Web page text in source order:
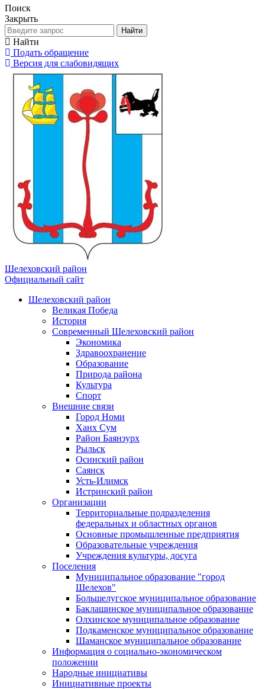
Поиск
Закрыть
Найти
Найти
Подать обращение
Версия для слабовидящих
Шелеховский район
Официальный сайт
Шелеховский район
Великая Победа
История
Современный Шелеховский район
Экономика
Здравоохранение
Образование
Природа района
Культура
Спорт
Внешние связи
Город Номи
Ханх Сум
Район Баянзурх
Рыльск
Осинский район
Саянск
Усть-Илимск
Истринский район
Организации
Территориальные подразделения
федеральных и областных органов
Основные промышленные предприятия
Образовательные учреждения
Учреждения культуры, досуга
Поселения
Муниципальное образование "город
Шелехов"
Большелугское муниципальное образование
Баклашинское муниципальное образование
Олхинское муниципальное образование
Подкаменское муниципальное образование
Шаманское муниципальное образование
Информация о социально-экономическом
положении
Народные инициативы
Инициативные проекты